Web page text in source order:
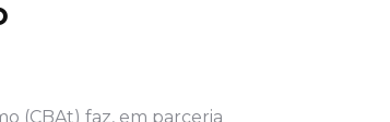
(CBAt) faz, em parceria